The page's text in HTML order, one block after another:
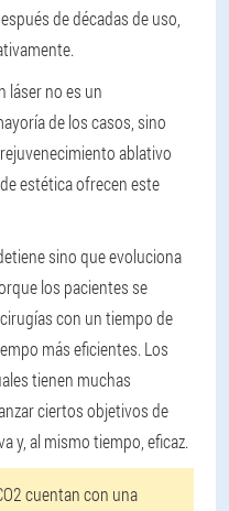
de décadas de uso,
láser no es un
de los casos, sino
ablativo
estética ofrecen este
sino que evoluciona
los pacientes se
con un tiempo de
más eficientes. Los
tienen muchas
ciertos objetivos de
y, al mismo tiempo, eficaz.
cuentan con una